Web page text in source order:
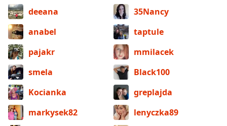
deeana
35Nancy
anabel
taptule
pajakr
mmilacek
smela
Black100
Kocianka
greplajda
markysek82
lenyczka89